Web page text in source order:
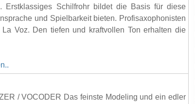
Erstklassiges Schilfrohr bildet die Basis für diese
und Spielbarkeit bieten. Profisaxophonisten
Voz. Den tiefen und kraftvollen Ton erhalten die
/ VOCODER Das feinste Modeling und ein edler